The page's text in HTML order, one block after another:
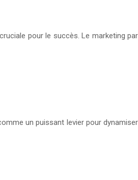
pour le succès. Le marketing par
un puissant levier pour dynamiser